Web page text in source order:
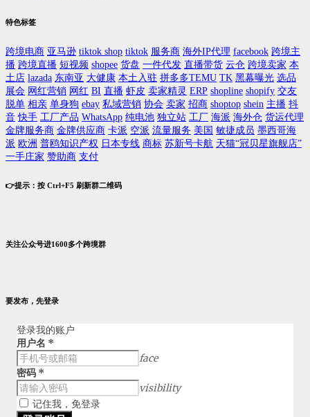
特色标签
跨境电商 亚马逊 tiktok shop tiktok 服务商 海外IP代理 facebook 跨境主
播 跨境直播 短视频 shopee 货盘 一件代发 直播带货 云仓 跨境卖家 本
土店 lazada 东南亚 大健康 本土入驻 拼多多TEMU TK 黑幕曝光 选品
展会 网红营销 网红 BI 直播 虾皮 卖家精灵 ERP shopline shopify 交友
脱单 相亲 单身狗 ebay 私域营销 协会 卖家 招商 shoptop shein 主播 抖
音 快手 工厂产品 WhatsApp 纯电池 独立站 工厂 海派 海外仓 货运代理
金牌服务商 金牌供应商 卡派 空派 流量服务 美国 敏捷成员 墨西哥海
派 欧洲 普鸥知识产权 日本专线 商标 苏新号卡航 天猫“冠贝星旗舰店”
一手庄家 赞助商 支付
👉提示：按 Ctrl+F5 刷新群二维码
关注公众号进1600多个跨境群
要发布，先登录
登录我的账户
用户名 *
face
密码 *
visibility
记住我，免登录